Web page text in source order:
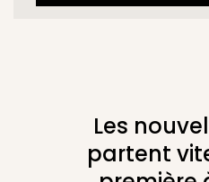
Les
partent